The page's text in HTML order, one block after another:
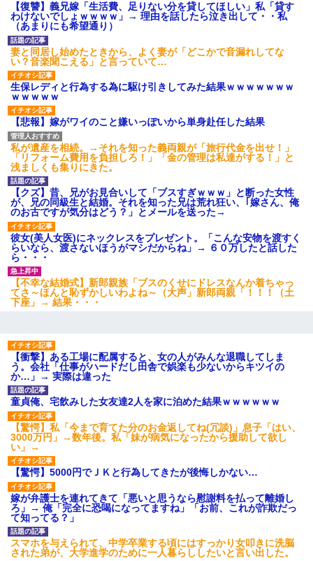
【復讐】義兄嫁「生活費、足りない分を貸してほしい」私「貸す
わけないでしょｗｗｗｗ」→ 理由を話したら泣き出して・・私
（あまりにも希望通り）
妻と同居し始めたときから、よく妻が「どこかで音漏れしてな
い？音楽聞こえる」と言っていて…
生保レディと行為する為に駆け引きしてみた結果ｗｗｗｗｗｗｗ
ｗｗｗｗｗ
【悲報】嫁がワイのこと嫌いっぽいから単身赴任した結果
私が遺産を相続。→それを知った義両親が「旅行代金を出せ！」
「リフォーム費用を負担しろ！」「金の管理は私達がする！」と
浅ましくも集りにきた。
【クズ】昔、兄がお見合いして「ブスすぎｗｗｗ」と断った女性
が、兄の同級生と結婚。それを知った兄は荒れ狂い、｢嫁さん、俺
のお古ですが気分はどう？」とメールを送った→
彼女(美人女医)にネックレスをプレゼント。「こんな安物を渡すく
らいなら、渡さないほうがマシだからね」→ ６０万したと話した
ら・・・
【不幸な結婚式】新郎親族「ブスのくせにドレスなんか着ちゃっ
てさ～ほんと恥ずかしいわよね～（大声」新郎両親「！！！（土
下座」→ 結果・・・
【衝撃】ある工場に配属すると、女の人がみんな退職してしま
う。会社「仕事がハードだし田舎で娯楽も少ないからキツイの
か…」→ 実際は違った
童貞俺、宅飲みした女友達2人を家に泊めた結果ｗｗｗｗｗｗ
【驚愕】私「今まで育てた分のお金返してね(冗談)」息子「はい、
3000万円」→数年後。私「妹が病気になったから援助して欲し
い」→
【驚愕】5000円でＪＫと行為してきたが後悔しかない…
嫁が弁護士を連れてきて「悪いと思うなら慰謝料を払って離婚し
ろ」→ 俺「完全に恐喝になってますね」「お前、これが詐欺だっ
て知ってる？」
スマホを与えられて、中学卒業する頃にはすっかり女叩きに洗脳
された弟が、大学進学のために一人暮らししたいと言い出した。